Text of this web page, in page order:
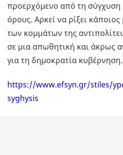
προερχόμενο από τη σύγχυση
όρους. Αρκεί να ρίξει
των κομμάτων της
σε μια απωθητική και άκρως
για τη δημοκρατία κυβέρνηση.
https://www.efsyn.gr/stiles/
syghysis